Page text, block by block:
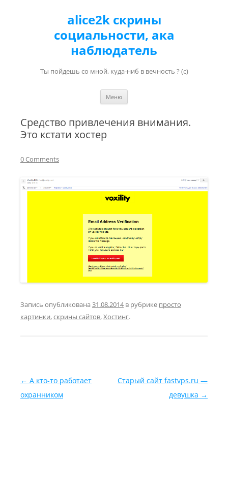
alice2k скрины
социальности, ака
наблюдатель
Ты пойдешь со мной, куда-ниб в вечность ? (с)
Меню
Средство привлечения внимания.
Это кстати хостер
0 Comments
Запись опубликована 31.08.2014в рубрике просто
картинки,скрины сайтов,Хостинг.
Навигация по записям
← А кто-то работает
охранником
Старый сайт fastvps.ru —
девушка →